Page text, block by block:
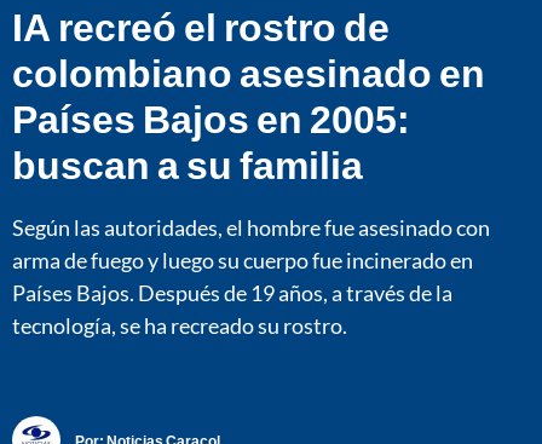
IA recreó el rostro de
colombiano asesinado en
Países Bajos en 2005:
buscan a su familia
Según las autoridades, el hombre fue asesinado con
arma de fuego y luego su cuerpo fue incinerado en
Países Bajos. Después de 19 años, a través de la
tecnología, se ha recreado su rostro.